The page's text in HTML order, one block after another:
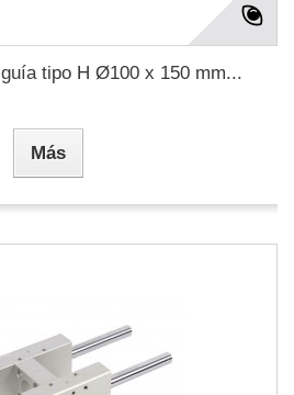
tipo H Ø100 x 150 mm...
Más